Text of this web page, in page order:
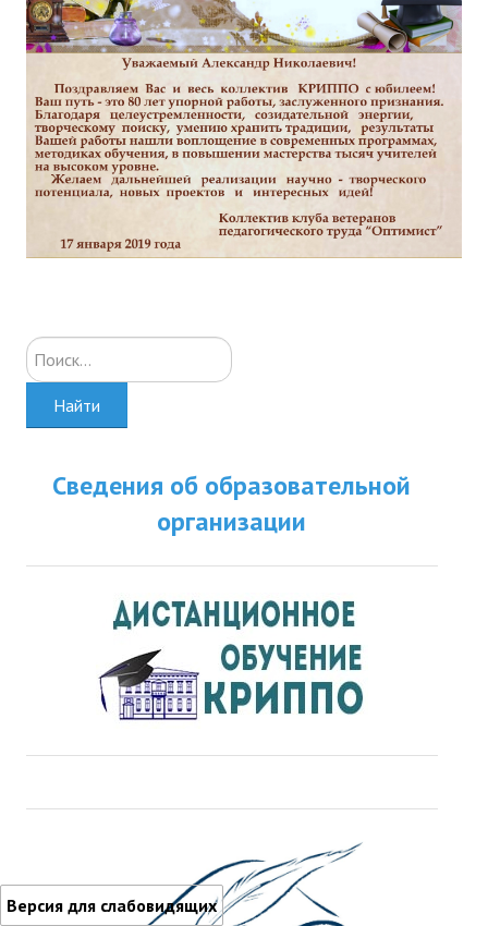
Искать...
Найти
Сведения об образовательной
организации
Версия для слабовидящих